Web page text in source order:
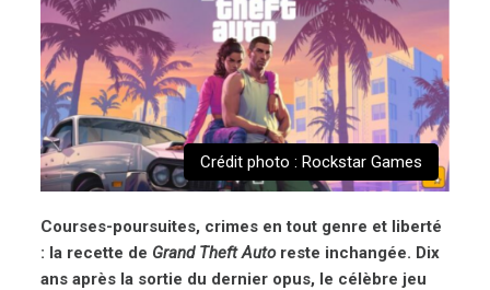
Crédit photo : Rockstar Games
Courses-poursuites, crimes en tout genre et liberté
: la recette de Grand Theft Autoreste inchangée. Dix
ans après la sortie du dernier opus, le célèbre jeu